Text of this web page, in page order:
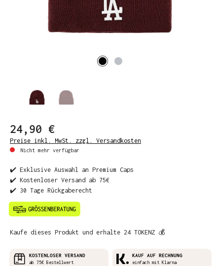
24,90 €
Preise inkl. MwSt. zzgl. Versandkosten
Nicht mehr verfügbar
✔️ Exklusive Auswahl an Premium Caps
✔️ Kostenloser Versand ab 75€
✔️ 30 Tage Rückgaberecht
Kaufe dieses Produkt und erhalte 24 TOKENZ 💰
KOSTENLOSER VERSAND
ab 75€ Bestellwert
KAUF AUF RECHNUNG
einfach mit Klarna